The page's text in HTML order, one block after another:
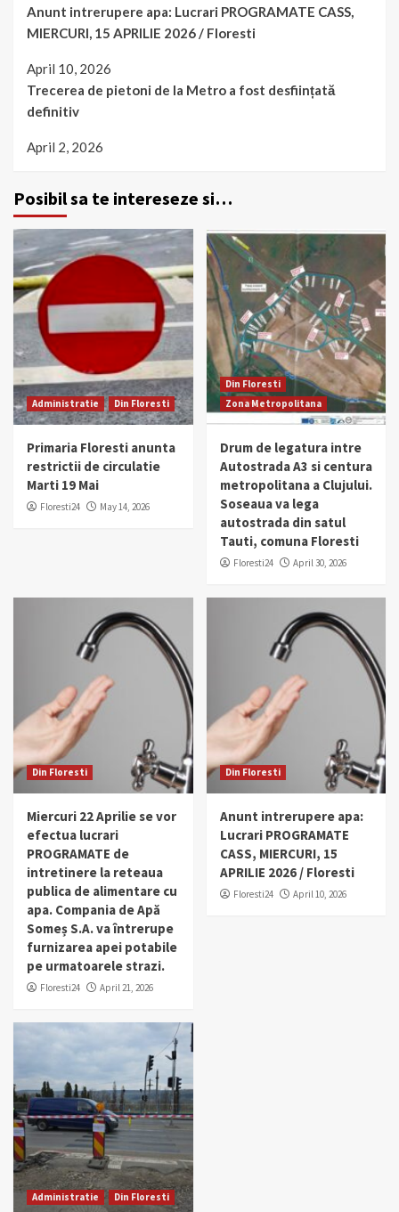
Anunt intrerupere apa: Lucrari PROGRAMATE CASS,
MIERCURI, 15 APRILIE 2026 / Floresti
April 10, 2026
Trecerea de pietoni de la Metro a fost desființată
definitiv
April 2, 2026
Posibil sa te intereseze si…
Administratie Din Floresti
Primaria Floresti anunta
restrictii de circulatie
Marti 19 Mai
Floresti24 May 14, 2026
Din Floresti
Zona Metropolitana
Drum de legatura intre
Autostrada A3 si centura
metropolitana a Clujului.
Soseaua va lega
autostrada din satul
Tauti, comuna Floresti
Floresti24 April 30, 2026
Din Floresti
Miercuri 22 Aprilie se vor
efectua lucrari
PROGRAMATE de
intretinere la reteaua
publica de alimentare cu
apa. Compania de Apă
Someș S.A. va întrerupe
furnizarea apei potabile
pe urmatoarele strazi.
Floresti24 April 21, 2026
Din Floresti
Anunt intrerupere apa:
Lucrari PROGRAMATE
CASS, MIERCURI, 15
APRILIE 2026 / Floresti
Floresti24 April 10, 2026
Administratie Din Floresti